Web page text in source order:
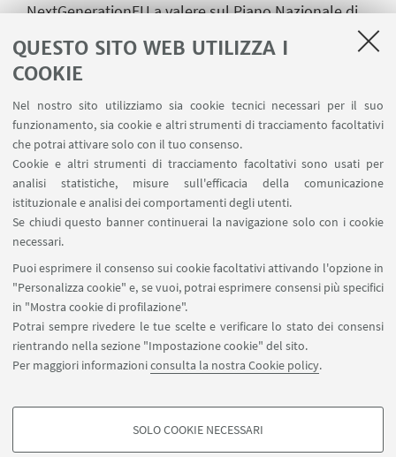
QUESTO SITO WEB UTILIZZA I
COOKIE
Nel nostro sito utilizziamo sia cookie tecnici necessari per il suo
funzionamento, sia cookie e altri strumenti di tracciamento facoltativi
che potrai attivare solo con il tuo consenso.
Cookie e altri strumenti di tracciamento facoltativi sono usati per
analisi statistiche, misure sull'efficacia della comunicazione
istituzionale e analisi dei comportamenti degli utenti.
Se chiudi questo banner continuerai la navigazione solo con i cookie
necessari.
Puoi esprimere il consenso sui cookie facoltativi attivando l'opzione in
"Personalizza cookie" e, se vuoi, potrai esprimere consensi più specifici
in "Mostra cookie di profilazione".
Potrai sempre rivedere le tue scelte e verificare lo stato dei consensi
rientrando nella sezione "Impostazione cookie" del sito.
Per maggiori informazioniconsulta la nostra Cookie policy.
COOKIE DI PROFILAZIONE - FACOLTATIVI
SOLO COOKIE NECESSARI
NextGenerationEU a valere sul Piano Nazionale di
Ripresa e Resilienza (PNRR) – Missione 4 Istruzione
e ricerca – Componente 2 Dalla ricerca all’impresa -
Investimento 1.1, Avviso Prin2022 indetto con D.D.
del MIUR n. 104 del 02/02/2022).
Partner